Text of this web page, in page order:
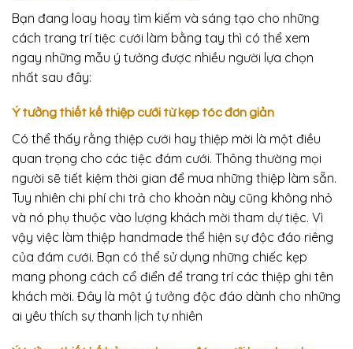
Bạn đang loay hoay tìm kiếm và sáng tạo cho những
cách trang trí tiệc cưới làm bằng tay thì có thể xem
ngay những mẫu ý tưởng được nhiều người lựa chọn
nhất sau đây:
Ý tưởng thiết kế thiệp cưới từ kẹp tóc đơn giản
Có thể thấy rằng thiệp cưới hay thiệp mời là một điều
quan trọng cho các tiệc đám cưới. Thông thường mọi
người sẽ tiết kiệm thời gian để mua những thiệp làm sẵn.
Tuy nhiên chi phí chi trả cho khoản này cũng không nhỏ
và nó phụ thuộc vào lượng khách mời tham dự tiệc. Vì
vậy việc làm thiệp handmade thể hiện sự độc đáo riêng
của đám cưới. Bạn có thể sử dụng những chiếc kẹp
mang phong cách cổ điển để trang trí các thiệp ghi tên
khách mời. Đây là một ý tưởng độc đáo dành cho những
ai yêu thích sự thanh lịch tự nhiên